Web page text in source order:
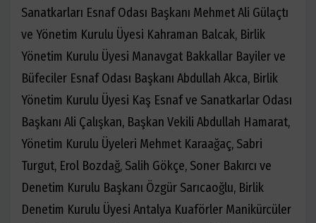
Sanatkarları Esnaf Odası Başkanı Mehmet Ali Gülaçtı
ve Yönetim Kurulu Üyesi Kahraman Balcak, Birlik
Yönetim Kurulu Üyesi Manavgat Bakkallar Bayiler ve
Büfeciler Esnaf Odası Başkanı Abdullah Akca, Birlik
Yönetim Kurulu Üyesi Kaş Esnaf ve Sanatkarlar Odası
Başkanı Ali Çalışkan, Başkan Vekili Abdullah Hamarat,
Yönetim Kurulu Üyeleri Mehmet Karaağaç, Sabri
Turgut, Erol Bozdağ, Salih Gökçe, Soner Bakırcı ve
Denetim Kurulu Başkanı Özgür Sarıcaoğlu, Birlik
Denetim Kurulu Üyesi Antalya Kuaförler Manikürcüler